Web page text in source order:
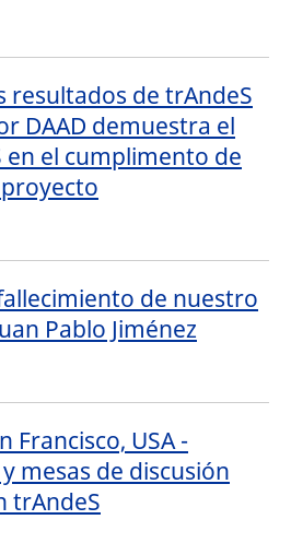
resultados de trAndeS
DAAD demuestra el
en el cumplimento de
de nuestro
Pablo Jiménez
Francisco, USA -
mesas de discusión
trAndeS